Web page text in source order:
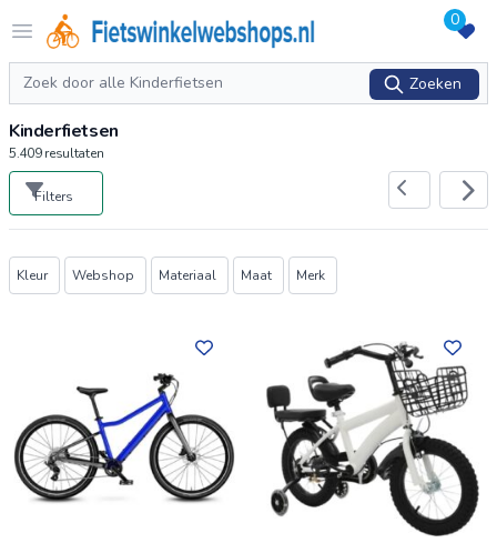
Open menu
Logo Fietswinkelwebshops.nl 0
Zoeken
Zoeken
Kinderfietsen
5.409resultaten
Filters
Producten
Kleur Webshop Materiaal Maat Merk